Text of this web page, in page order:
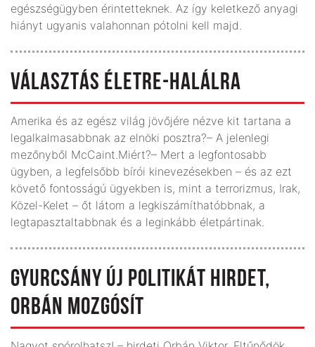
egészségügyben érintetteknek. Az így keletkező anyagi
hiányt ugyanis valahonnan pótolni kell majd.
VÁLASZTÁS ÉLETRE-HALÁLRA
Amerika és az egész világ jövőjére nézve kit tartana a
legalkalmasabbnak az elnöki posztra?– A jelenlegi
mezőnyből McCaint.Miért?– Mert a legfontosabb
ügyben, a legfelsőbb bírói kinevezésekben – és az ezt
követő fontosságú ügyekben is, mint a terrorizmus, Irak,
Közel-Kelet – őt látom a legkiszámíthatóbbnak, a
legtapasztaltabbnak és a leginkább életpártinak.
GYURCSÁNY ÚJ POLITIKÁT HIRDET,
ORBÁN MOZGÓSÍT